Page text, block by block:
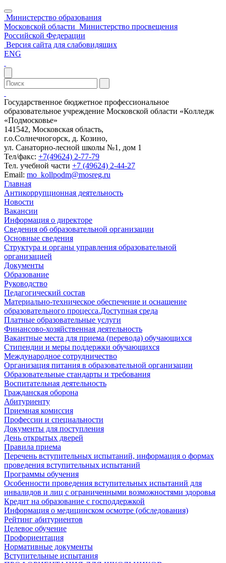
Министерство образования
Московской области Министерство просвещения
Российской Федерации
Версия сайта для слабовидящих
ENG
Государственное бюджетное профессиональное
образовательное учреждение Московской области «Колледж
«Подмосковье»
141542, Московская область,
г.о.Солнечногорск, д. Козино,
ул. Санаторно-лесной школы №1, дом 1
Тел/факс: +7(49624) 2-77-79
Тел. учебной части +7 (49624) 2-44-27
Email: mo_kollpodm@mosreg.ru
Главная
Антикоррупционная деятельность
Новости
Вакансии
Информация о директоре
Сведения об образовательной организации
Основные сведения
Структура и органы управления образовательной
организацией
Документы
Образование
Руководство
Педагогический состав
Материально-техническое обеспечение и оснащение
образовательного процесса.Доступная среда
Платные образовательные услуги
Финансово-хозяйственная деятельность
Вакантные места для приема (перевода) обучающихся
Стипендии и меры поддержки обучающихся
Международное сотрудничество
Организация питания в образовательной организации
Образовательные стандарты и требования
Воспитательная деятельность
Гражданская оборона
Абитуриенту
Приемная комиссия
Профессии и специальности
Документы для поступления
День открытых дверей
Правила приема
Перечень вступительных испытаний, информация о формах
проведения вступительных испытаний
Программы обучения
Особенности проведения вступительных испытаний для
инвалидов и лиц с ограниченными возможностями здоровья
Кредит на образование с господдержкой
Информация о медицинском осмотре (обследования)
Рейтинг абитуриентов
Целевое обучение
Профориентация
Нормативные документы
Вступительные испытания